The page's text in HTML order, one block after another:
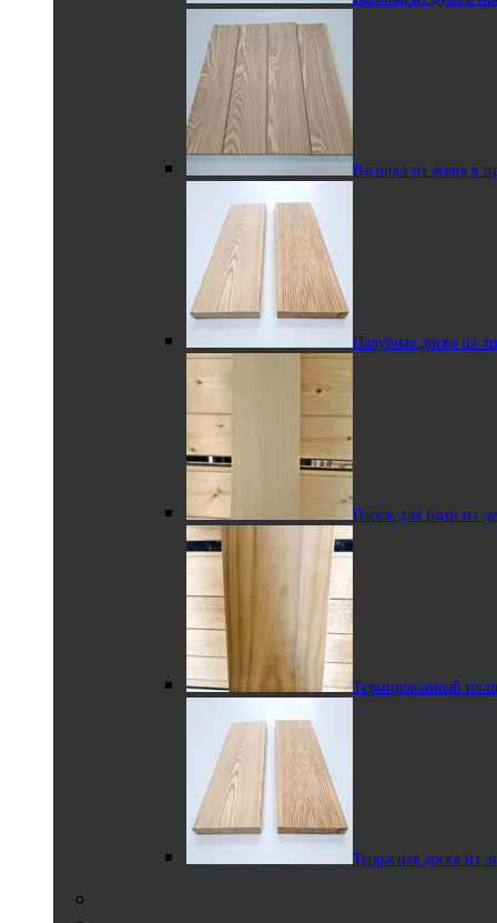
реечном профиле
из ольхи
вагонка в профиле STS из ольхи
вагонка из ольхи в реечном профиле
Вагонка из ясеня в
Палубная доска из
Полок для бани из
Термированный
Террасная доска из